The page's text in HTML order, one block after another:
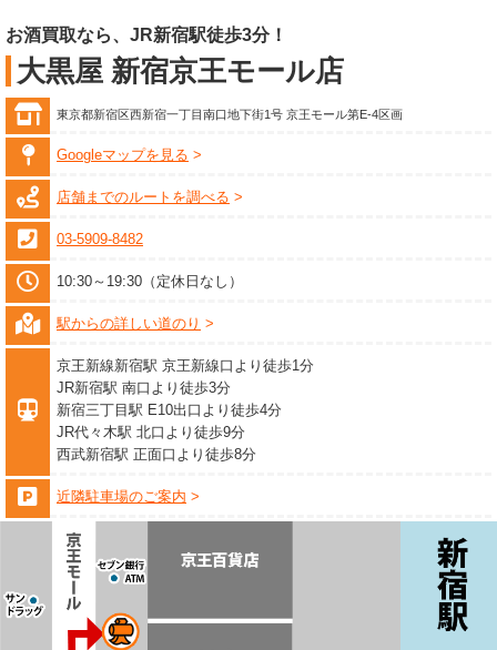
お酒買取なら、JR新宿駅徒歩3分！
大黒屋 新宿京王モール店
東京都新宿区西新宿一丁目南口地下街1号 京王モール第E-4区画
Googleマップを見る
店舗までのルートを調べる
03-5909-8482
10:30～19:30（定休日なし）
駅からの詳しい道のり
京王新線新宿駅 京王新線口より徒歩1分
JR新宿駅 南口より徒歩3分
新宿三丁目駅 E10出口より徒歩4分
JR代々木駅 北口より徒歩9分
西武新宿駅 正面口より徒歩8分
近隣駐車場のご案内